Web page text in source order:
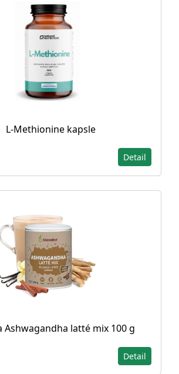
L-Methionine kapsle
Detail
Ashwagandha latté mix 100 g
Detail